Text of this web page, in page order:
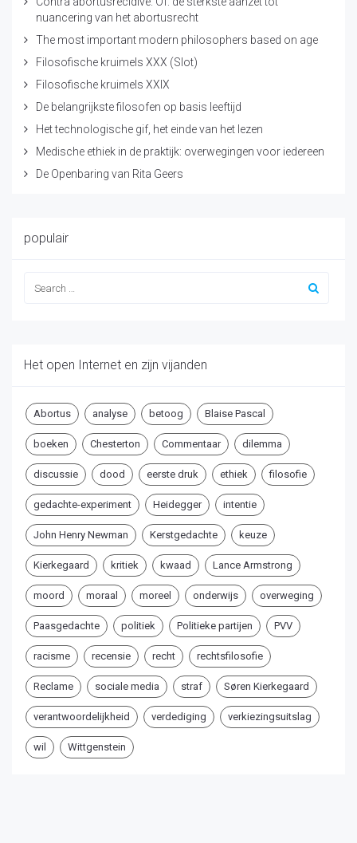
nuancering van het abortusrecht
The most important modern philosophers based on age
Filosofische kruimels XXX (Slot)
Filosofische kruimels XXIX
De belangrijkste filosofen op basis leeftijd
Het technologische gif, het einde van het lezen
Medische ethiek in de praktijk: overwegingen voor iedereen
De Openbaring van Rita Geers
populair
Het open Internet en zijn vijanden
Abortus analyse betoog Blaise Pascal
boeken Chesterton Commentaar dilemma
discussie dood eerste druk ethiek filosofie
gedachte-experiment Heidegger intentie
John Henry Newman Kerstgedachte keuze
Kierkegaard kritiek kwaad Lance Armstrong
moord moraal moreel onderwijs overweging
Paasgedachte politiek Politieke partijen PVV
racisme recensie recht rechtsfilosofie
Reclame sociale media straf Søren Kierkegaard
verantwoordelijkheid verdediging verkiezingsuitslag
wil Wittgenstein